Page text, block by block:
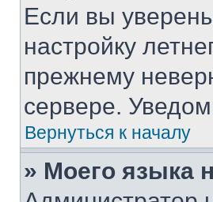
Если вы
настройку
прежнему
сервере.
Вернуться к началу
» Моего языка